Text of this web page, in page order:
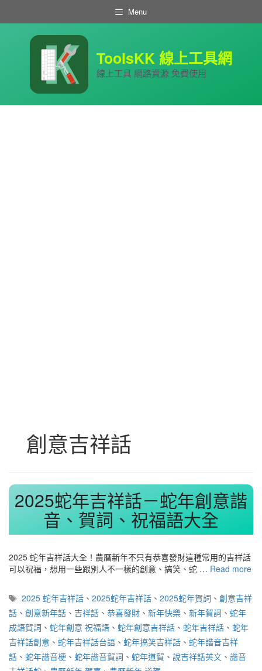
Menu
ToolsKK 線上工具網
線上工具 網路資源 免費使用
創意吉祥話
2025蛇年吉祥話－蛇年創意諧
音、賀詞、祝福語大全
2025 蛇年吉祥話大全！農曆新年不只有恭喜發財這種常用的吉祥話
可以祝福，想用一些跟別人不一樣的創意、搞笑、蛇 … Read more
標
籤
2025 蛇年吉祥話 、2025蛇年吉祥話 、2025蛇年賀詞 、創意吉祥
話 、 創意新年話 、 吉祥話 、 恭喜發財 、 新年快樂 、 新年賀詞 、 蛇年
成語賀詞 、 蛇年創意 祝福語 、 蛇年創意吉祥話 、 蛇年吉祥話 、 蛇年
吉祥話創意 、 蛇年吉祥話台語 、 蛇年搞笑吉祥話 、 蛇年諧音吉祥
話 、 蛇年諧音梗 、 蛇年諧音賀詞 、 蛇年道賀 、 說吉祥話英文 、 諧音